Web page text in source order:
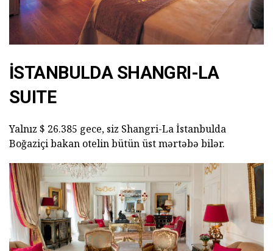
İSTANBULDA SHANGRI-LA
SUITE
Yalnız $ 26.385 gece, siz Shangri-La İstanbulda
Boğaziçi bakan otelin bütün üst mərtəbə bilər.